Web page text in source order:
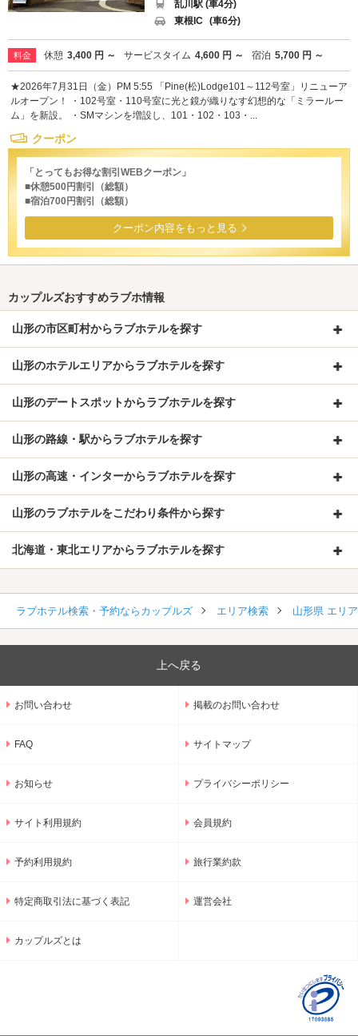
乱川駅 (車4分)
東根IC (車6分)
料金 休憩 3,400 円 ～ サービスタイム 4,600 円 ～ 宿泊 5,700 円 ～
★2026年7月31日（金）PM 5:55 「Pine(松)Lodge101～112号室」リニューア
ルオープン！ ・102号室・110号室に光と鏡が織りなす幻想的な「ミラールー
ム」を新設。 ・SMマシンを増設し、101・102・103・...
クーポン
「とってもお得な割引WEBクーポン」
■休憩500円割引（総額）
■宿泊700円割引（総額）
クーポン内容をもっと見る
カップルズおすすめラブホ情報
山形の市区町村からラブホテルを探す
山形のホテルエリアからラブホテルを探す
山形のデートスポットからラブホテルを探す
山形の路線・駅からラブホテルを探す
山形の高速・インターからラブホテルを探す
山形のラブホテルをこだわり条件から探す
北海道・東北エリアからラブホテルを探す
ラブホテル検索・予約ならカップルズ エリア検索 山形県 エリ
上へ戻る
お問い合わせ 掲載のお問い合わせ
FAQ サイトマップ
お知らせ プライバシーポリシー
サイト利用規約 会員規約
予約利用規約 旅行業約款
特定商取引法に基づく表記 運営会社
カップルズとは